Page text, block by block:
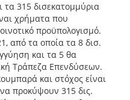
τα 315 δισεκατομμύρια
χρήματα που
προϋπολογισμό.
από τα οποία τα 8 δισ.
και τα 5 θα
Τράπεζα Επενδύσεων.
και στόχος είναι
προκύψουν 315 δις.